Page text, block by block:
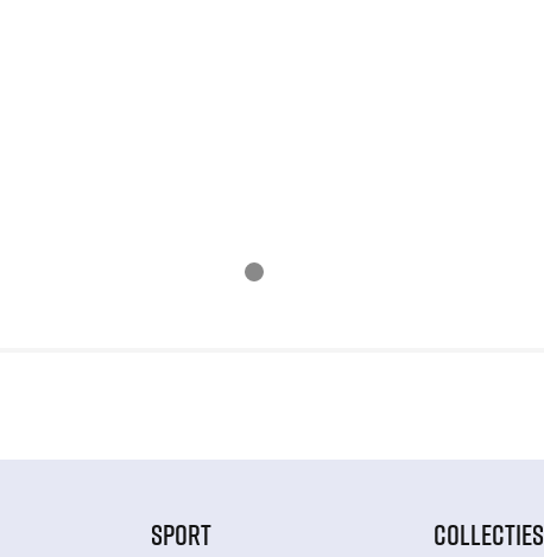
SPORT COLLECTIES